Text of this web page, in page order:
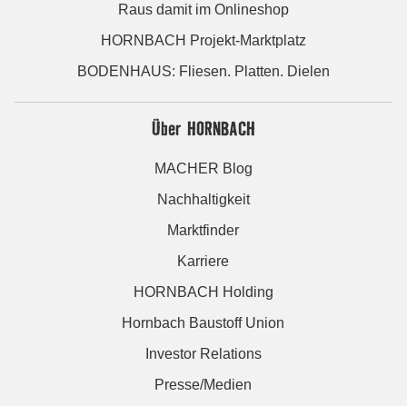
Raus damit im Onlineshop
HORNBACH Projekt-Marktplatz
BODENHAUS: Fliesen. Platten. Dielen
Über HORNBACH
MACHER Blog
Nachhaltigkeit
Marktfinder
Karriere
HORNBACH Holding
Hornbach Baustoff Union
Investor Relations
Presse/Medien